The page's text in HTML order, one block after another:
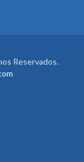
Reservados.